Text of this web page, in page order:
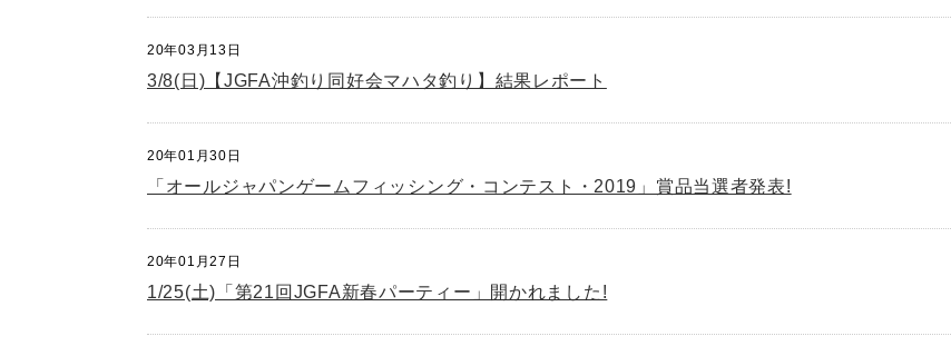
20年03月13日
3/8(日)【JGFA沖釣り同好会マハタ釣り】結果レポート
20年01月30日
「オールジャパンゲームフィッシング・コンテスト・2019」賞品当選者発表!
20年01月27日
1/25(土)「第21回JGFA新春パーティー」開かれました!